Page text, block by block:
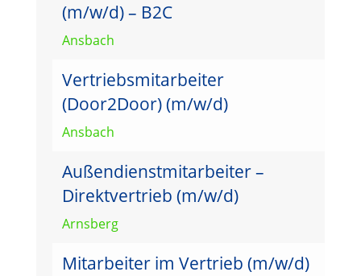
(m/w/d) – B2C
Ansbach
Vertriebsmitarbeiter
(Door2Door) (m/w/d)
Ansbach
Außendienstmitarbeiter –
Direktvertrieb (m/w/d)
Arnsberg
Mitarbeiter im Vertrieb (m/w/d)